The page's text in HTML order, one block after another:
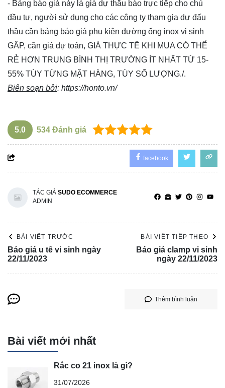
- Bảng báo giá này là giá dự thầu báo trực tiếp cho chủ
đầu tư, người sử dụng cho các công ty tham gia dự đấu
thầu cần bảng báo giá phụ kiện đường ống inox vi sinh
GẤP, cần giá dự toán, GIÁ THỰC TẾ KHI MUA CÓ THỂ
RẺ HƠN TRUNG BÌNH THỊ TRƯỜNG ÍT NHẤT TỪ 15-
55% TÙY TỪNG MẶT HÀNG, TÙY SỐ LƯỢNG./.
Biên soạn bởi: https://honto.vn/
5.0 534 Đánh giá
facebook
TÁC GIẢ SUDO ECOMMERCE
ADMIN
BÀI VIẾT TRƯỚC
Báo giá u tê vi sinh ngày
22/11/2023
BÀI VIẾT TIẾP THEO
Báo giá clamp vi sinh
ngày 22/11/2023
Thêm bình luận
Bài viết mới nhất
Rắc co 21 inox là gì?
31/07/2026